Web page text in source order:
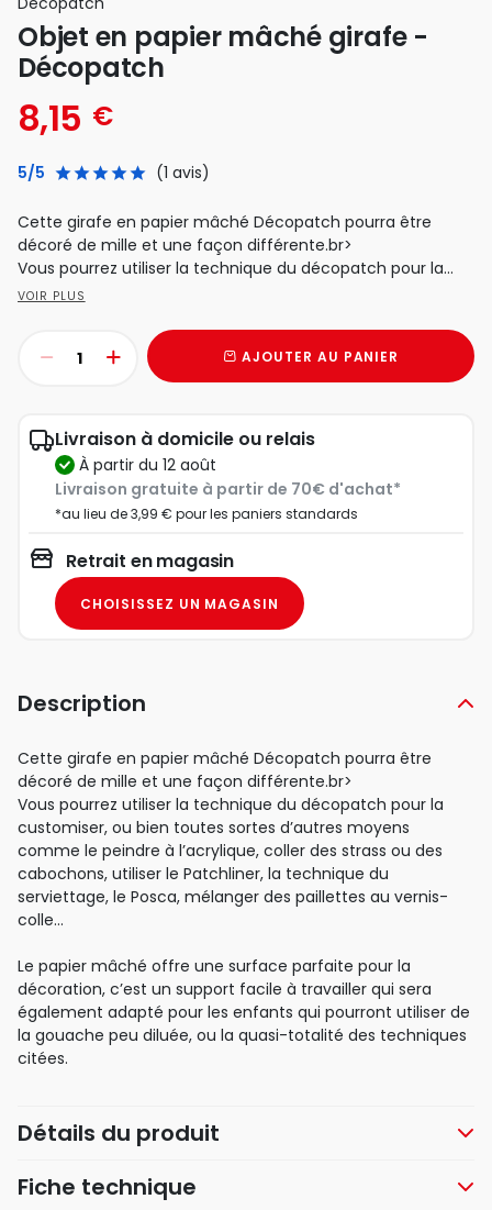
Objet en papier mâché girafe -
Décopatch
8,15 €
5/5 (1 avis)
Cette girafe en papier mâché Décopatch pourra être
décoré de mille et une façon différente.br>
Vous pourrez utiliser la technique du décopatch pour la...
VOIR PLUS
AJOUTER AU PANIER
Livraison à domicile ou relais
à partir du 12 août
Livraison gratuite à partir de 70€ d'achat*
*au lieu de 3,99 € pour les paniers standards
Retrait en magasin
CHOISISSEZ UN MAGASIN
Description
Cette girafe en papier mâché Décopatch pourra être
décoré de mille et une façon différente.br>
Vous pourrez utiliser la technique du décopatch pour la
customiser, ou bien toutes sortes d’autres moyens
comme le peindre à l’acrylique, coller des strass ou des
cabochons, utiliser le Patchliner, la technique du
serviettage, le Posca, mélanger des paillettes au vernis-
colle…
Le papier mâché offre une surface parfaite pour la
décoration, c’est un support facile à travailler qui sera
également adapté pour les enfants qui pourront utiliser de
la gouache peu diluée, ou la quasi-totalité des techniques
citées.
Détails du produit
Fiche technique